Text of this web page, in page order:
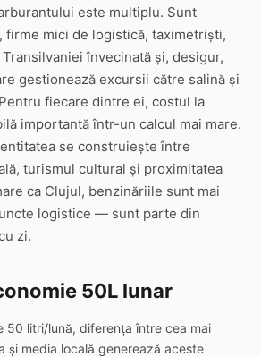
este multiplu. Sunt
mici de logistică, taximetriști,
învecinată și, desigur,
gestionează excursii către salină și
fiecare dintre ei, costul la
importantă într-un calcul mai mare.
se construiește între
turismul cultural și proximitatea
ca Clujul, benzinăriile sunt mai
logistice — sunt parte din
zi.
50L lunar
50 litri/lună, diferența între cea mai
și media locală generează aceste